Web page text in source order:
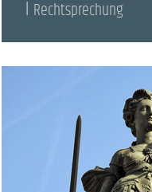
Rechtsprechung